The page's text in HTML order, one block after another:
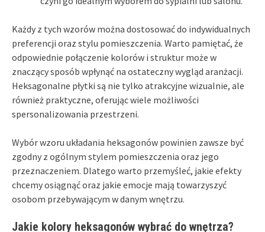
Każdy z tych wzorów można dostosować do indywidualnych
preferencji oraz stylu pomieszczenia. Warto pamiętać, że
odpowiednie połączenie kolorów i struktur może w
znaczący sposób wpłynąć na ostateczny wygląd aranżacji.
Heksagonalne płytki są nie tylko atrakcyjne wizualnie, ale
również praktyczne, oferując wiele możliwości
spersonalizowania przestrzeni.
Wybór wzoru układania heksagonów powinien zawsze być
zgodny z ogólnym stylem pomieszczenia oraz jego
przeznaczeniem. Dlatego warto przemyśleć, jakie efekty
chcemy osiągnąć oraz jakie emocje mają towarzyszyć
osobom przebywającym w danym wnętrzu.
Jakie kolory heksagonów wybrać do wnętrza?